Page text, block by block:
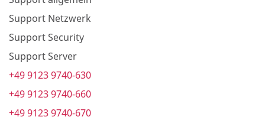
Support Netzwerk
Support Security
Support Server
+49 9123 9740-630
+49 9123 9740-660
+49 9123 9740-670